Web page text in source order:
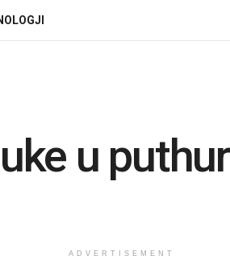
u puthur
ADVERTISEMENT